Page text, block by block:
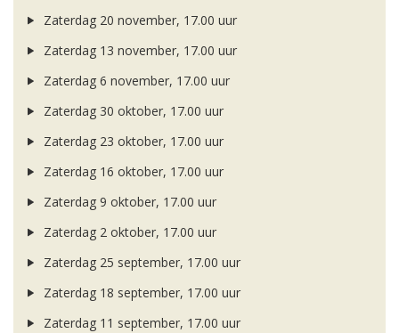
Zaterdag 20 november, 17.00 uur
Zaterdag 13 november, 17.00 uur
Zaterdag 6 november, 17.00 uur
Zaterdag 30 oktober, 17.00 uur
Zaterdag 23 oktober, 17.00 uur
Zaterdag 16 oktober, 17.00 uur
Zaterdag 9 oktober, 17.00 uur
Zaterdag 2 oktober, 17.00 uur
Zaterdag 25 september, 17.00 uur
Zaterdag 18 september, 17.00 uur
Zaterdag 11 september, 17.00 uur